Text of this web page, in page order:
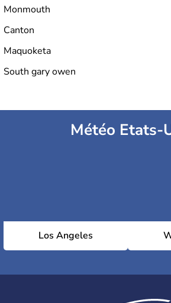
Monmouth
Canton
Maquoketa
South gary owen
Météo Etats-
Los Angeles